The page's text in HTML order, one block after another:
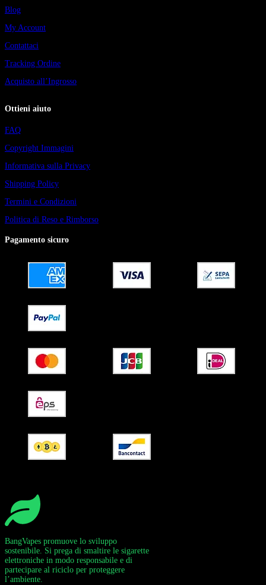
Blog
My Account
Contattaci
Tracking Ordine
Acquisto all’Ingrosso
Ottieni aiuto
FAQ
Copyright Immagini
Informativa sulla Privacy
Shipping Policy
Termini e Condizioni
Politica di Reso e Rimborso
Pagamento sicuro
BangVapes promuove lo sviluppo
sostenibile. Si prega di smaltire le sigarette
elettroniche in modo responsabile e di
partecipare al riciclo per proteggere
l’ambiente.